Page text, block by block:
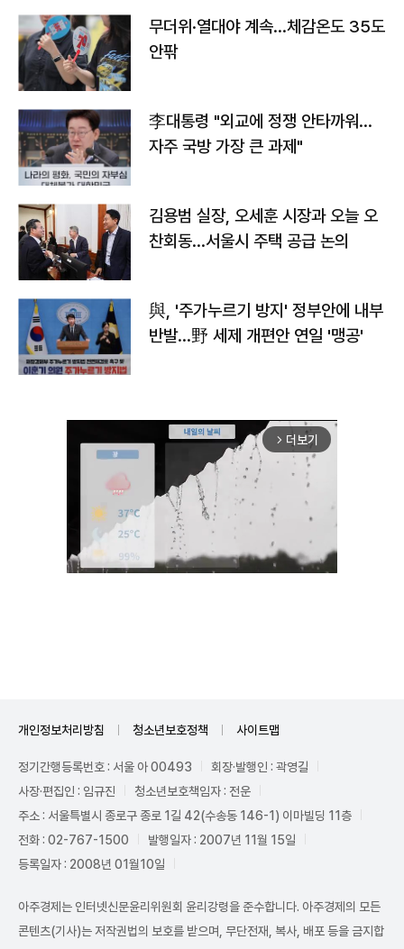
무더위·열대야 계속…체감온도 35도
안팎
李대통령 "외교에 정쟁 안타까워…
자주 국방 가장 큰 과제"
김용범 실장, 오세훈 시장과 오늘 오
찬회동...서울시 주택 공급 논의
與, '주가누르기 방지' 정부안에 내부
반발…野 세제 개편안 연일 '맹공'
arrow_forward_ios 더보기
개인정보처리방침 청소년보호정책 사이트맵
정기간행등록번호 : 서울 아 00493
회장·발행인 : 곽영길
사장·편집인 : 임규진
청소년보호책임자 : 전운
주소 : 서울특별시 종로구 종로 1길 42(수송동 146-1) 이마빌딩 11층
전화 : 02-767-1500
발행일자 : 2007년 11월 15일
등록일자 : 2008년 01월10일
아주경제는 인터넷신문윤리위원회 윤리강령을 준수합니다. 아주경제의 모든
콘텐츠(기사)는 저작권법의 보호를 받으며, 무단전재, 복사, 배포 등을 금지합